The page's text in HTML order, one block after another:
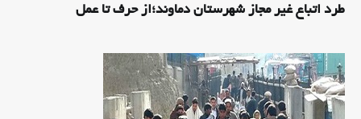
طرد اتباع غیر مجاز شهرستان دماوند؛از حرف تا عمل